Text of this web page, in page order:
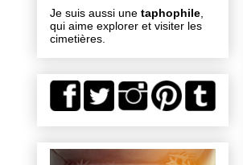
Je suis aussi une taphophile
qui aime explorer et visiter les
cimetières.